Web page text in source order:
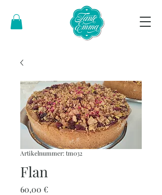
Artikelnummer: tm032
Flan
60,00 €Preis